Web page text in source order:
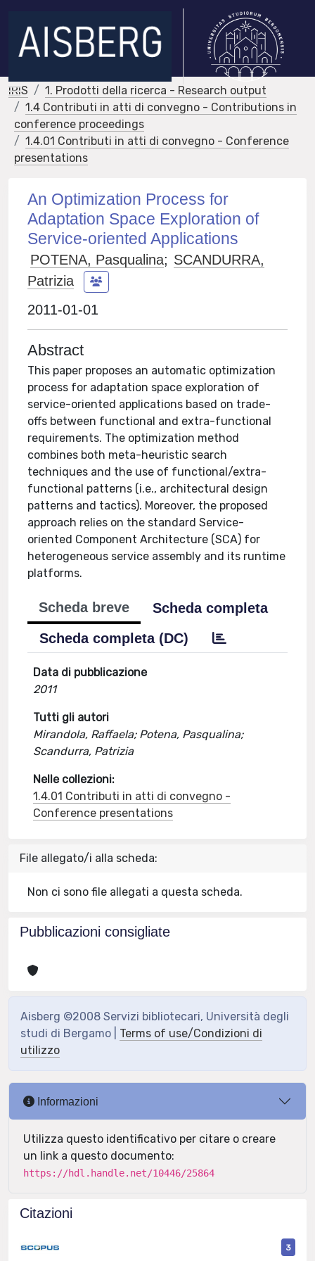
IRIS
1. Prodotti della ricerca - Research output
1.4 Contributi in atti di convegno - Contributions in
conference proceedings
1.4.01 Contributi in atti di convegno - Conference
presentations
An Optimization Process for
Adaptation Space Exploration of
Service-oriented Applications
POTENA, Pasqualina; SCANDURRA,
Patrizia
2011-01-01
Abstract
This paper proposes an automatic optimization
process for adaptation space exploration of
service-oriented applications based on trade-
offs between functional and extra-functional
requirements. The optimization method
combines both meta-heuristic search
techniques and the use of functional/extra-
functional patterns (i.e., architectural design
patterns and tactics). Moreover, the proposed
approach relies on the standard Service-
oriented Component Architecture (SCA) for
heterogeneous service assembly and its runtime
platforms.
Scheda breve
Scheda completa
Scheda completa (DC)
Data di pubblicazione
2011
Tutti gli autori
Mirandola, Raffaela; Potena, Pasqualina;
Scandurra, Patrizia
Nelle collezioni:
1.4.01 Contributi in atti di convegno -
Conference presentations
File allegato/i alla scheda:
Non ci sono file allegati a questa scheda.
Pubblicazioni consigliate
Aisberg ©2008 Servizi bibliotecari, Università degli
studi di Bergamo | Terms of use/Condizioni di
utilizzo
Informazioni
Utilizza questo identificativo per citare o creare
un link a questo documento:
https://hdl.handle.net/10446/25864
Citazioni
3